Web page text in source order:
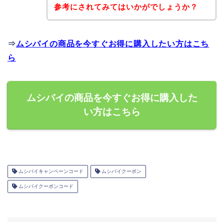
参考にされてみてはいかがでしょうか？
⇒ムシバイの商品を今すぐお得に購入したい方はこち
ら
ムシバイの商品を今すぐお得に購入した
い方はこちら
ムシバイキャンペーンコード ムシバイクーポン
ムシバイクーポンコード